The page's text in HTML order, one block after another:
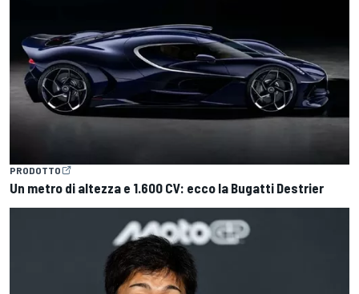
PRODOTTO
Un metro di altezza e 1.600 CV: ecco la Bugatti Destrier